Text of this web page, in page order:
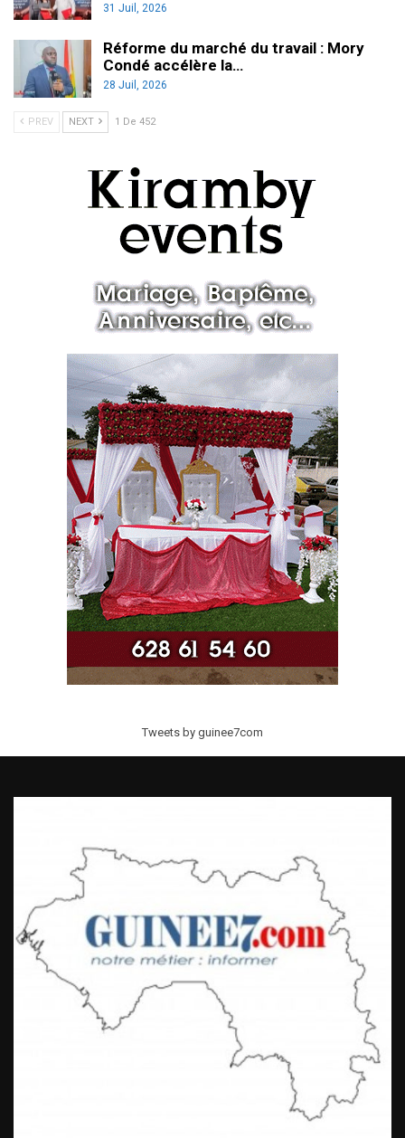
31 Juil, 2026
Réforme du marché du travail : Mory
Condé accélère la…
28 Juil, 2026
PREV NEXT 1 De 452
Tweets by guinee7com